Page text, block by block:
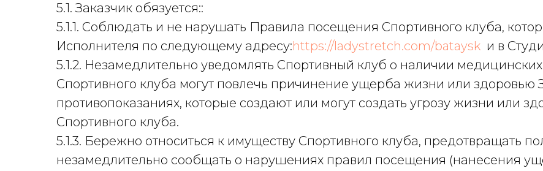
5.1. Заказчик обязуется::
5.1.1. Соблюдать и не нарушать Правила посещения Спортивного клуба,
Исполнителя по следующему адресу:https://ladystretch.com/bataysk и в
5.1.2. Незамедлительно уведомлять Спортивный клуб о наличии
Спортивного клуба могут повлечь причинение ущерба жизни или здоровью
противопоказаниях, которые создают или могут создать угрозу жизни или
Спортивного клуба.
5.1.3. Бережно относиться к имуществу Спортивного клуба, предотвращать
незамедлительно сообщать о нарушениях правил посещения (нанесения